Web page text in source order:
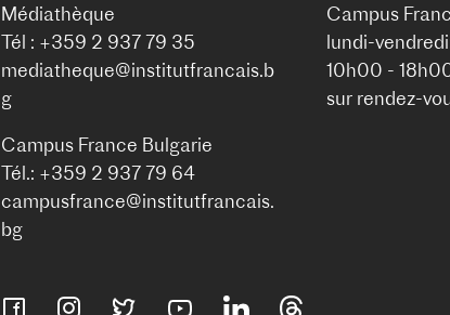
Médiathèque
Tél : +359 2 937 79 35
mediatheque@institutfrancais.b
g
Campus France Bulgarie
Tél.: +359 2 937 79 64
campusfrance@institutfrancais.
bg
Campus
lundi-
10h00 -
sur rendez-